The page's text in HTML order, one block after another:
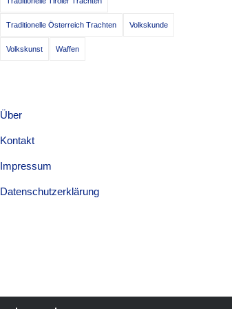
Traditionelle Österreich Trachten Volkskunde
Volkskunst Waffen
Über
Kontakt
Impressum
Datenschutzerklärung